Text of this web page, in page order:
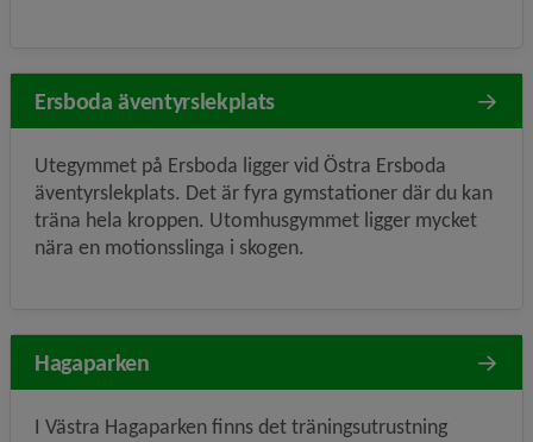
Ersboda äventyrslekplats
Utegymmet på Ersboda ligger vid Östra Ersboda
äventyrslekplats. Det är fyra gymstationer där du kan
träna hela kroppen. Utomhusgymmet ligger mycket
nära en motionsslinga i skogen.
Hagaparken
I Västra Hagaparken finns det träningsutrustning